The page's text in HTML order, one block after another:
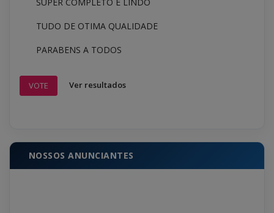
SUPER COMPLETO E LINDO
TUDO DE OTIMA QUALIDADE
PARABENS A TODOS
VOTE Ver resultados
NOSSOS ANUNCIANTES